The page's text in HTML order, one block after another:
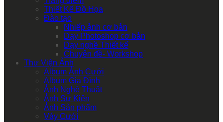
Thiết Kế Đồ Họa
Đào tạo
Nhiếp ảnh cơ bản
Dạy Photoshop cơ bản
Dạy nghề Thiết kế
Chuyên đề- Workshop
Thư Viện Ảnh
Album Ảnh Cưới
Album Gia Đình
Ảnh Nghệ Thuật
Ảnh Sự Kiện
Ảnh Sản phẩm
Váy Cưới